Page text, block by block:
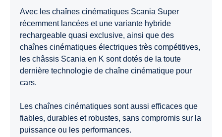
Avec les chaînes cinématiques Scania Super
récemment lancées et une variante hybride
rechargeable quasi exclusive, ainsi que des
chaînes cinématiques électriques très compétitives,
les châssis Scania en K sont dotés de la toute
dernière technologie de chaîne cinématique pour
cars.
Les chaînes cinématiques sont aussi efficaces que
fiables, durables et robustes, sans compromis sur la
puissance ou les performances.